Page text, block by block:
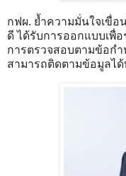
กฟผ. ย้ำความมั่นใจเขื่
ดี ได้รับการออกแบบเพื่
การตรวจสอบตามข้อก
สามารถติดตามข้อมูลได้